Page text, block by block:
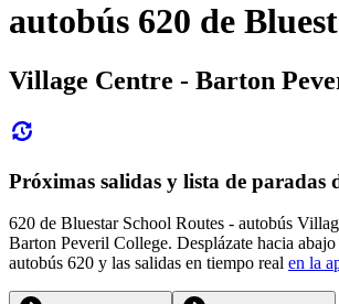
autobús 620 de
Village Centre - Barton
Próximas salidas y lista de paradas
620 de Bluestar School Routes - autobús
Barton Peveril College. Desplázate hacia
autobús 620 y las salidas en tiempo real en la